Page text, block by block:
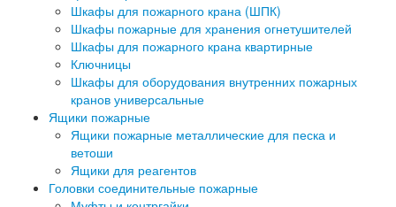
Шкафы для пожарного крана (ШПК)
Шкафы пожарные для хранения огнетушителей
Шкафы для пожарного крана квартирные
Ключницы
Шкафы для оборудования внутренних пожарных
кранов универсальные
Ящики пожарные
Ящики пожарные металлические для песка и
ветоши
Ящики для реагентов
Головки соединительные пожарные